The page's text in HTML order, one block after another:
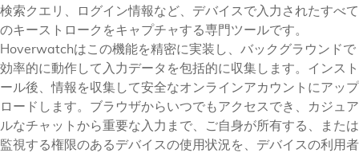
検索クエリ、ログイン情報など、デバイスで入力されたすべて
のキーストロークをキャプチャする専門ツールです。
Hoverwatchはこの機能を精密に実装し、バックグラウンドで
効率的に動作して入力データを包括的に収集します。インスト
ール後、情報を収集して安全なオンラインアカウントにアップ
ロードします。ブラウザからいつでもアクセスでき、カジュア
ルなチャットから重要な入力まで、ご自身が所有する、または
監視する権限のあるデバイスの使用状況を、デバイスの利用者